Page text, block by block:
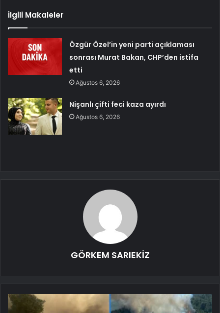
İlgili Makaleler
Özgür Özel’in yeni parti açıklaması
sonrası Murat Bakan, CHP’den istifa
etti
Ağustos 6, 2026
Nişanlı çifti feci kaza ayırdı
Ağustos 6, 2026
GÖRKEM SARIEKİZ